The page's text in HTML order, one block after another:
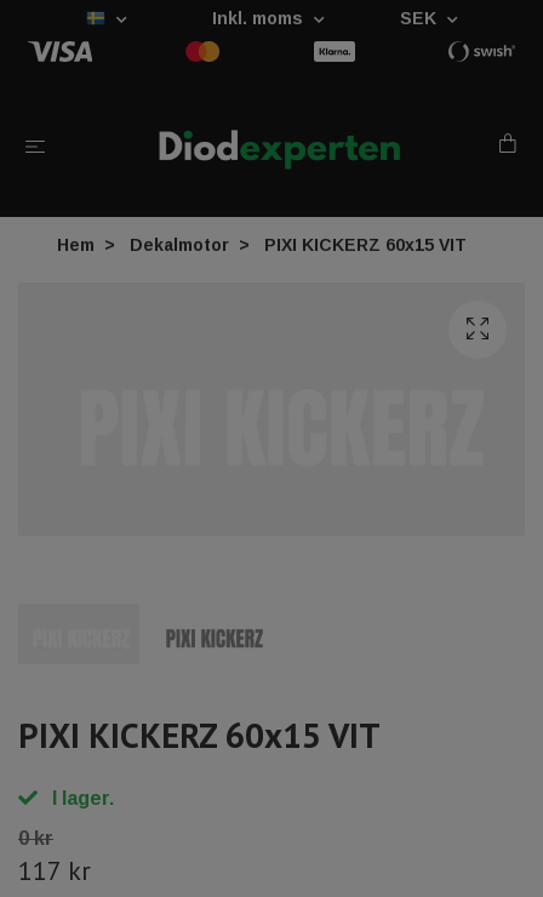
Inkl. moms SEK
Hem Dekalmotor PIXI KICKERZ 60x15 VIT
PIXI KICKERZ 60x15 VIT
I lager.
0 kr
117 kr